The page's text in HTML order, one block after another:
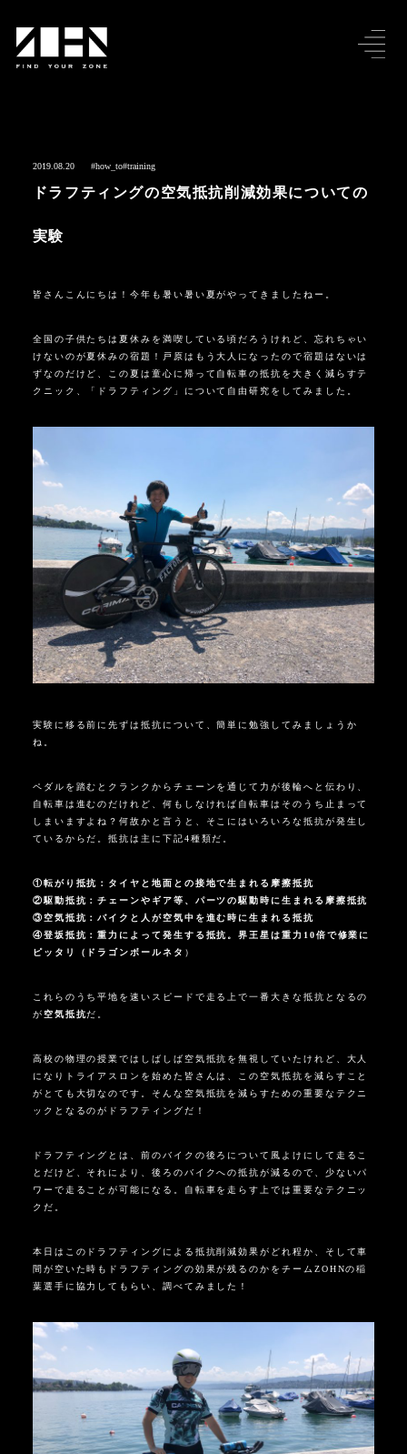
2019.08.20 #how_to#training
ドラフティングの空気抵抗削減効果についての
実験
皆さんこんにちは！今年も暑い暑い夏がやってきましたねー。
全国の子供たちは夏休みを満喫している頃だろうけれど、忘れちゃい
けないのが夏休みの宿題！戸原はもう大人になったので宿題はないは
ずなのだけど、この夏は童心に帰って自転車の抵抗を大きく減らすテ
クニック、「ドラフティング」について自由研究をしてみました。
実験に移る前に先ずは抵抗について、簡単に勉強してみましょうか
ね。
ペダルを踏むとクランクからチェーンを通じて力が後輪へと伝わり、
自転車は進むのだけれど、何もしなければ自転車はそのうち止まって
しまいますよね？何故かと言うと、そこにはいろいろな抵抗が発生し
ているからだ。抵抗は主に下記4種類だ。
①転がり抵抗：タイヤと地面との接地で生まれる摩擦抵抗
②駆動抵抗：チェーンやギア等、パーツの駆動時に生まれる摩擦抵抗
③空気抵抗：バイクと人が空気中を進む時に生まれる抵抗
④登坂抵抗：重力によって発生する抵抗。界王星は重力 10倍で修業に
ピッタリ（ドラゴンボールネタ ）
これらのうち平地を速いスピードで走る上で一番大きな抵抗となるの
が空気抵抗だ。
高校の物理の授業ではしばしば空気抵抗を無視していたけれど、大人
になりトライアスロンを始めた皆さんは、この空気抵抗を減らすこと
がとても大切なのです。そんな空気抵抗を減らすための重要なテクニ
ックとなるのがドラフティングだ！
ドラフティングとは、前のバイクの後ろについて風よけにして走るこ
とだけど、それにより、後ろのバイクへの抵抗が減るので、少ないパ
ワーで走ることが可能になる。自転車を走らす上では重要なテクニッ
クだ。
本日はこのドラフティングによる抵抗削減効果がどれ程か、そして車
間が空いた時もドラフティングの効果が残るのかをチーム ZOHNの稲
葉選手に協力してもらい、調べてみました！